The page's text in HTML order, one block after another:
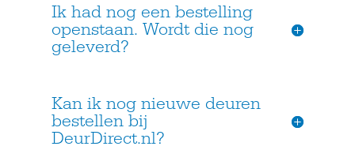
Ik had nog een bestelling
openstaan. Wordt die nog
geleverd?
Kan ik nog nieuwe deuren
bestellen bij
DeurDirect.nl?